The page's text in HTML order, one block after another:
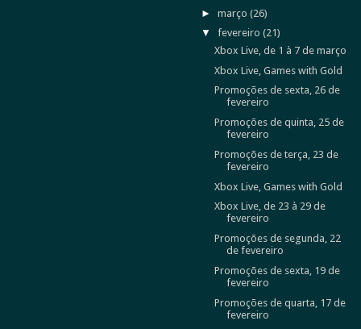
►março(26)
▼fevereiro(21)
Xbox Live, de 1 à 7 de março
Xbox Live, Games with Gold
Promoções de sexta, 26 de
fevereiro
Promoções de quinta, 25 de
fevereiro
Promoções de terça, 23 de
fevereiro
Xbox Live, Games with Gold
Xbox Live, de 23 à 29 de
fevereiro
Promoções de segunda, 22
de fevereiro
Promoções de sexta, 19 de
fevereiro
Promoções de quarta, 17 de
fevereiro